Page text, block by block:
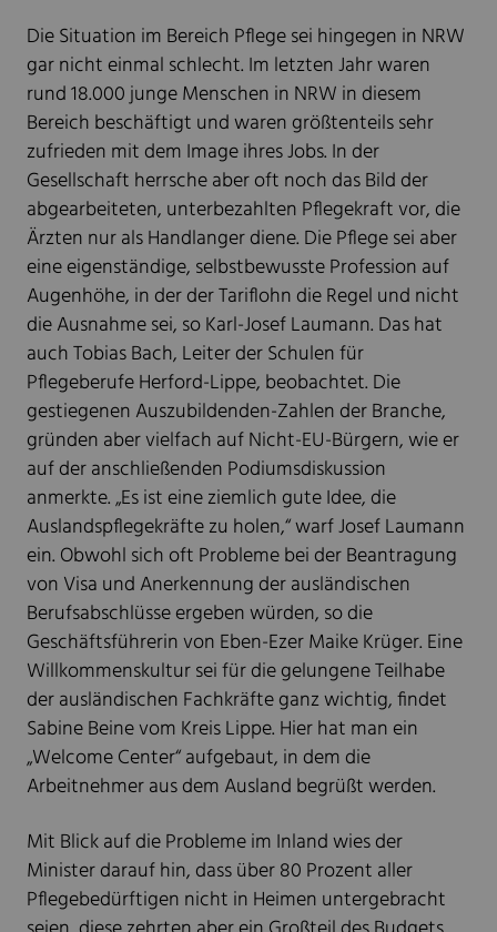
Die Situation im Bereich Pflege sei hingegen in NRW
gar nicht einmal schlecht. Im letzten Jahr waren
rund 18.000 junge Menschen in NRW in diesem
Bereich beschäftigt und waren größtenteils sehr
zufrieden mit dem Image ihres Jobs. In der
Gesellschaft herrsche aber oft noch das Bild der
abgearbeiteten, unterbezahlten Pflegekraft vor, die
Ärzten nur als Handlanger diene. Die Pflege sei aber
eine eigenständige, selbstbewusste Profession auf
Augenhöhe, in der der Tariflohn die Regel und nicht
die Ausnahme sei, so Karl-Josef Laumann. Das hat
auch Tobias Bach, Leiter der Schulen für
Pflegeberufe Herford-Lippe, beobachtet. Die
gestiegenen Auszubildenden-Zahlen der Branche,
gründen aber vielfach auf Nicht-EU-Bürgern, wie er
auf der anschließenden Podiumsdiskussion
anmerkte. „Es ist eine ziemlich gute Idee, die
Auslandspflegekräfte zu holen,“ warf Josef Laumann
ein. Obwohl sich oft Probleme bei der Beantragung
von Visa und Anerkennung der ausländischen
Berufsabschlüsse ergeben würden, so die
Geschäftsführerin von Eben-Ezer Maike Krüger. Eine
Willkommenskultur sei für die gelungene Teilhabe
der ausländischen Fachkräfte ganz wichtig, findet
Sabine Beine vom Kreis Lippe. Hier hat man ein
„Welcome Center“ aufgebaut, in dem die
Arbeitnehmer aus dem Ausland begrüßt werden.
Mit Blick auf die Probleme im Inland wies der
Minister darauf hin, dass über 80 Prozent aller
Pflegebedürftigen nicht in Heimen untergebracht